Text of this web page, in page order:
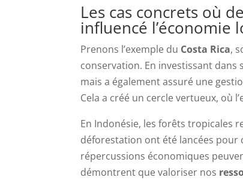
Les cas concrets où
influencé l’économie
Prenons l’exemple du Costa Rica,
conservation. En investissant
mais a également assuré une
Cela a créé un cercle vertueux, où
En Indonésie, les forêts tropicales
déforestation ont été lancées
répercussions économiques
démontrent que valoriser nos